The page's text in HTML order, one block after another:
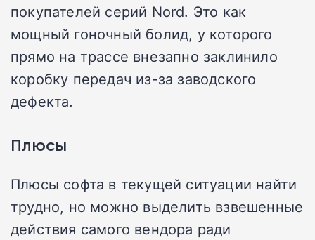
покупателей серий Nord. Это как
мощный гоночный болид, у которого
прямо на трассе внезапно заклинило
коробку передач из-за заводского
дефекта.
Плюсы
Плюсы софта в текущей ситуации найти
трудно, но можно выделить взвешенные
действия самого вендора ради